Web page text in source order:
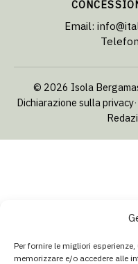
Per fornire le migliori
memorizzare e/o accedere alle
Email:
© 2026 Isola
Dichiarazione sulla privacy·